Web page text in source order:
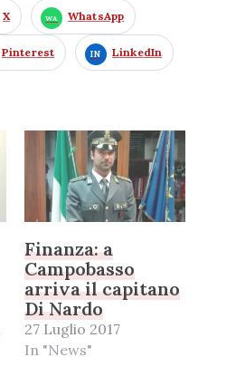
X WhatsApp
Pinterest LinkedIn
Finanza: a
Campobasso
arriva il capitano
Di Nardo
27 Luglio 2017
In "News"